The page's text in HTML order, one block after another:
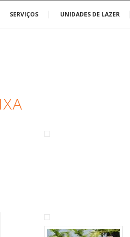
SERVIÇOS UNIDADES DE LAZER